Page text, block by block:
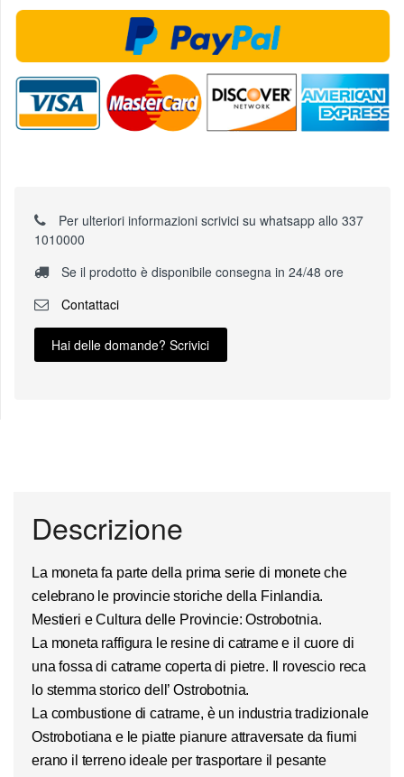
Per ulteriori informazioni scrivici su whatsapp allo 337
1010000
Se il prodotto è disponibile consegna in 24/48 ore
Contattaci
Hai delle domande? Scrivici
Descrizione
La moneta fa parte della prima serie di monete che
celebrano le provincie storiche della Finlandia.
Mestieri e Cultura delle Provincie:Ostrobotnia.
La moneta raffigura le resine di catrame e il cuore di
una fossa di catrame coperta di pietre. Il rovescio reca
lo stemma storico dell’Ostrobotnia.
La combustione dicatrame, è un industria tradizionale
Ostrobotiana e le piatte pianure attraversate da fiumi
erano il terreno ideale per trasportare il pesante